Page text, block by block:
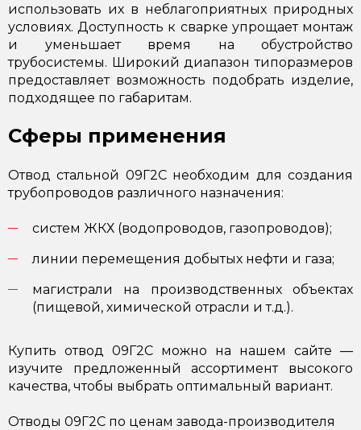
использовать их в неблагоприятных природных
условиях. Доступность к сварке упрощает монтаж
и уменьшает время на обустройство
трубосистемы. Широкий диапазон типоразмеров
предоставляет возможность подобрать изделие,
подходящее по габаритам.
Сферы применения
Отвод стальной 09Г2С необходим для создания
трубопроводов различного назначения:
систем ЖКХ (водопроводов, газопроводов);
линии перемещения добытых нефти и газа;
магистрали на производственных объектах
(пищевой, химической отрасли и т.д.).
Купить отвод 09Г2С можно на нашем сайте —
изучите предложенный ассортимент высокого
качества, чтобы выбрать оптимальный вариант.
Отводы 09Г2С по ценам завода-производителя